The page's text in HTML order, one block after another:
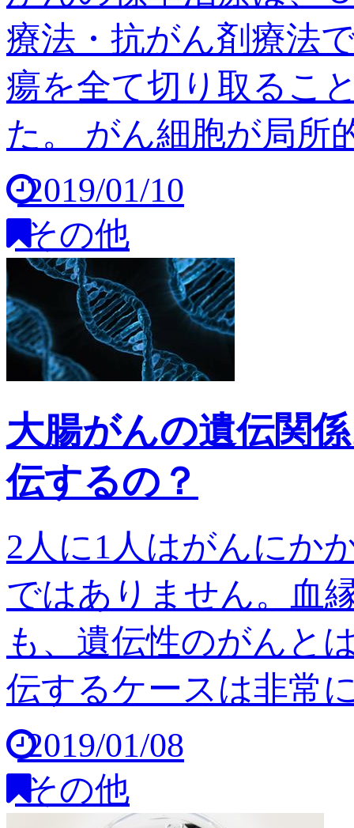
療法・抗がん剤療法
瘍を全て切り取るこ
た。 がん細胞が局所
2019/01/10
その他
大腸がんの遺伝関
伝するの？
2人に1人はがんにか
ではありません。血
も、遺伝性のがんと
伝するケースは非常
2019/01/08
その他